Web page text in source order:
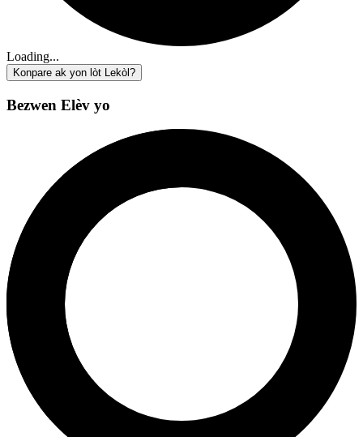
Loading...
Konpare ak yon lòt Lekòl?
Bezwen Elèv yo